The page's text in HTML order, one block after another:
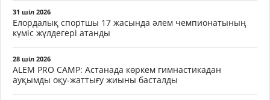
31 шіл 2026
Елордалық спортшы 17 жасында әлем чемпионатының
күміс жүлдегері атанды
28 шіл 2026
ALEM PRO CAMP: Астанада көркем гимнастикадан
ауқымды оқу-жаттығу жиыны басталды